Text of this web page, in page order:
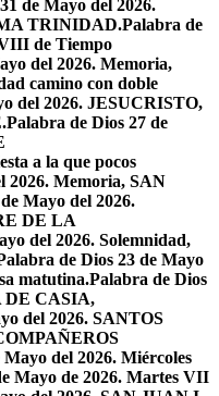
de Mayo del 2026.
TRINIDAD.Palabra de
de Tiempo
del 2026. Memoria,
camino con doble
del 2026. JESUCRISTO,
Palabra de Dios 27 de
a la que pocos
2026. Memoria, SAN
Mayo del 2026.
DE LA
del 2026. Solemnidad,
de Dios 23 de Mayo
matutina.Palabra de Dios
DE CASIA,
del 2026. SANTOS
del 2026. Miércoles
Mayo de 2026. Martes VII